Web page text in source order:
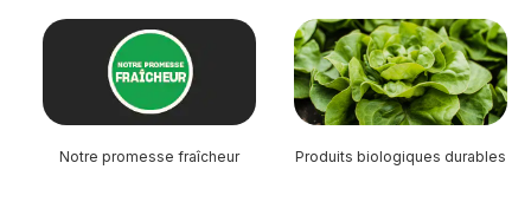
sauter Produits de saison
Notre promesse fraîcheur Produits biologiques durables